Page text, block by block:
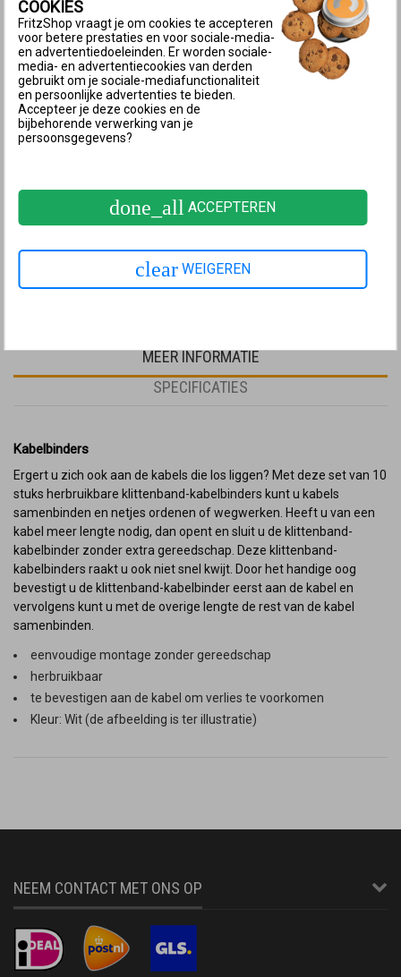
bedenktermijn
Referentie: 10xkbklitteb
Beschikbaarheid:
Aantal :
5,-
€ 4,13 excl. btw
MEER INFORMATIE
SPECIFICATIES
Kabelbinders
Ergert u zich ook aan de kabels die los liggen? Met deze set van 10
stuks herbruikbare klittenband-kabelbinders kunt u kabels
samenbinden en netjes ordenen of wegwerken. Heeft u van een
kabel meer lengte nodig, dan opent en sluit u de klittenband-
kabelbinder zonder extra gereedschap. Deze klittenband-
kabelbinders raakt u ook niet snel kwijt. Door het handige oog
bevestigt u de klittenband-kabelbinder eerst aan de kabel en
vervolgens kunt u met de overige lengte de rest van de kabel
samenbinden.
eenvoudige montage zonder gereedschap
herbruikbaar
te bevestigen aan de kabel om verlies te voorkomen
Kleur: Wit (de afbeelding is ter illustratie)
NEEM CONTACT MET ONS OP
COOKIES
FritzShop vraagt je om cookies te accepteren
voor betere prestaties en voor sociale-media-
en advertentiedoeleinden. Er worden sociale-
media- en advertentiecookies van derden
gebruikt om je sociale-mediafunctionaliteit
en persoonlijke advertenties te bieden.
Accepteer je deze cookies en de
bijbehorende verwerking van je
persoonsgegevens?
done_all ACCEPTEREN
clear WEIGEREN